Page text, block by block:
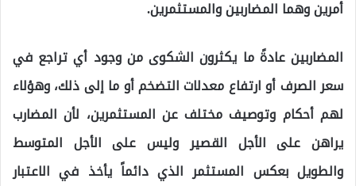
أمرين وهما المضاربين والمستثمرين.
المضاربين عادةً ما يكثرون الشكوى من وجود أي تراجع في
سعر الصرف أو ارتفاع معدلات التضخم أو ما إلى ذلك، وهؤلاء
لهم أحكام وتوصيف مختلف عن المستثمرين، لأن المضارب
يراهن على الأجل القصير وليس على الأجل المتوسط
والطويل بعكس المستثمر الذي دائماً يأخذ في الاعتبار